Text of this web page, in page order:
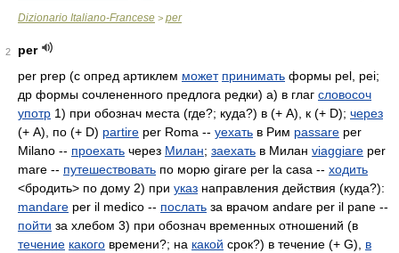
Dizionario Italiano-Francese > per
2
per
per prep (с опред артиклем может принимать формы pel, pei;
др формы сочлененного предлога редки) а) в глаг словосоч
употр 1) при обознач места (где?; куда?) в (+ A), к (+ D); через
(+ A), по (+ D) partire per Roma -- уехать в Рим passare per
Milano -- проехать через Милан; заехать в Милан viaggiare per
mare -- путешествовать по морю girare per la casa -- ходить
<бродить> по дому 2) при указ направления действия (куда?):
mandare per il medico -- послать за врачом andare per il pane --
пойти за хлебом 3) при обознач временных отношений (в
течение какого времени?; на какой срок?) в течение (+ G), в